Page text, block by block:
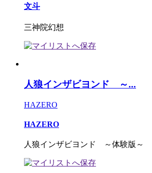
文斗
三神院幻想
人狼インザビヨンド ～...
HAZERO
HAZERO
人狼インザビヨンド ～体験版～